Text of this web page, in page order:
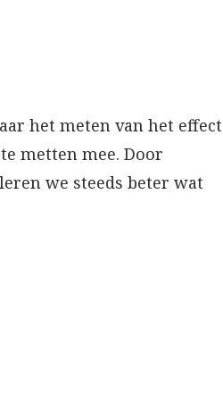
het meten van het effect
metten mee. Door
we steeds beter wat